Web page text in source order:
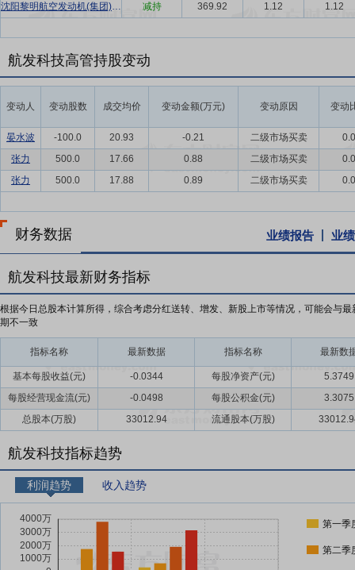
沈阳黎明航空发动机(集团)有限责任公司
减持 369.92 1.12 1.12
航发科技高管持股变动
变动人 变动股数 成交均价 变动金额(万元) 变动原因 变动
晏水波 -100.0 20.93 -0.21 二级市场买卖
张力
500.0 17.66 0.88 二级市场买卖
张力
500.0 17.88 0.89 二级市场买卖
财务数据 业绩报告 业
航发科技最新财务指标
根据今日总股本计算所得，综合考虑分红送转、增发、新股上市等情况，可能会与最
期不一致
指标名称 最新数据 指标名称 最新数
基本每股收益(元) -0.0344 每股净资产(元)
5.3749
每股经营现金流(元)
-0.0498 每股公积金(元)
3.3075
总股本(万股)
33012.94 流通股本(万股)
航发科技指标趋势
利润趋势 收入趋势
第一季
第二季